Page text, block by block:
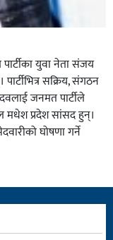
पार्टीका युवा नेता संजय
सक्रिय, संगठन
जनमत पार्टीले
मधेश प्रदेश सांसद हुन्।
घोषणा गर्ने